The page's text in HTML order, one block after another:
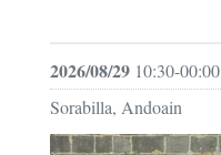
2026/08/29 10:30-00:00
Sorabilla, Andoain